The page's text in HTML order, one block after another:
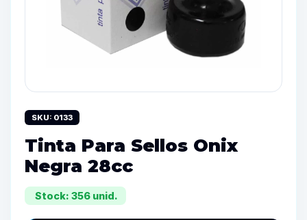
SKU: 0133
Tinta Para Sellos Onix
Negra 28cc
Stock: 356 unid.